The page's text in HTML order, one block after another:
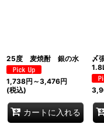
25度 麦焼酎 銀の水
1,738円 ～3,476円
(税込)
カートに入れる
〆